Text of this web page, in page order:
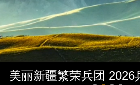
美丽新疆繁荣兵团 2026